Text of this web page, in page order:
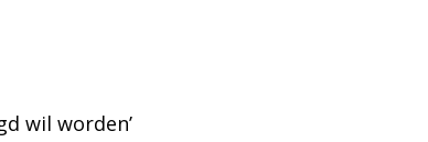
wil worden’